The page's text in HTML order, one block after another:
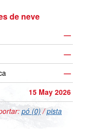
de neve
—
—
—
15 May 2026
pó (0) /pista